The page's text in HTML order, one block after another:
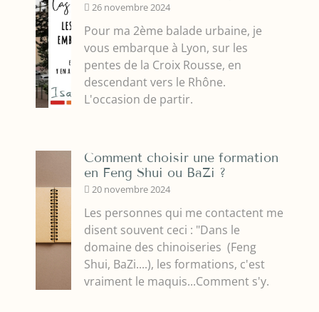
26 novembre 2024
Pour ma 2ème balade urbaine, je
vous embarque à Lyon, sur les
pentes de la Croix Rousse, en
descendant vers le Rhône.
L'occasion de partir.
Comment choisir une formation
en Feng Shui ou BaZi ?
20 novembre 2024
Les personnes qui me contactent me
disent souvent ceci : "Dans le
domaine des chinoiseries (Feng
Shui, BaZi....), les formations, c'est
vraiment le maquis...Comment s'y.